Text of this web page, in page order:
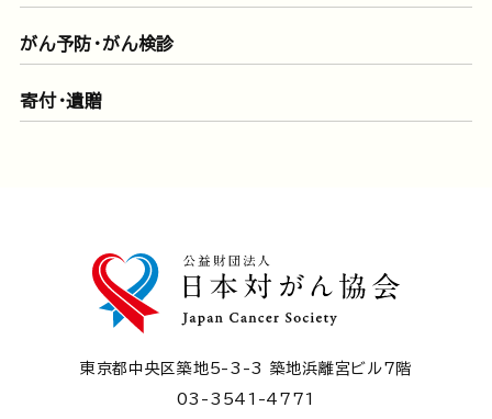
がん予防・がん検診
寄付・遺贈
東京都中央区築地5-3-3 築地浜離宮ビル7階
03-3541-4771